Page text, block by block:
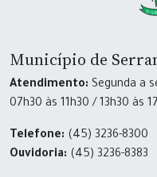
Município de
Atendimento: Segunda a
07h30 às 11h30 / 13h30 às
Telefone: (45) 3236-8300
Ouvidoria: (45) 3236-8383